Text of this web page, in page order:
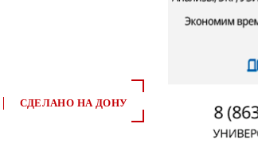
СДЕЛАНО НА ДОНУ